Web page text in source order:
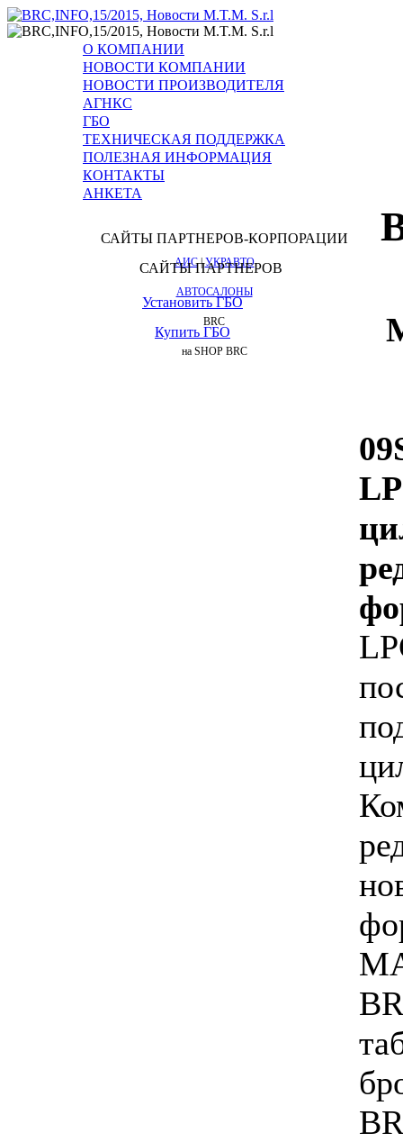
О КОМПАНИИ
НОВОСТИ КОМПАНИИ
НОВОСТИ ПРОИЗВОДИТЕЛЯ
АГНКС
ГБО
ТЕХНИЧЕСКАЯ ПОДДЕРЖКА
ПОЛЕЗНАЯ ИНФОРМАЦИЯ
КОНТАКТЫ
АНКЕТА
САЙТЫ ПАРТНЕРОВ-КОРПОРАЦИИ
АИС|УКРАВТО
САЙТЫ ПАРТНЕРОВ
АВТОСАЛОНЫ
Установить ГБО
BRC
Купить ГБО
на SHOP BRC